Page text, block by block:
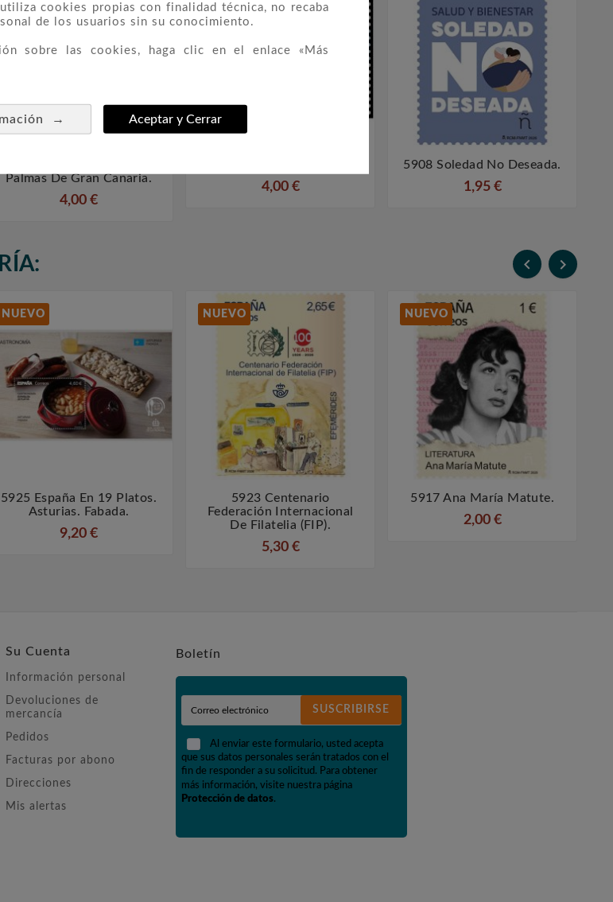
cookies propias con finalidad técnica, no recaba
de los usuarios sin su conocimiento.
sobre las cookies, haga clic en el enlace «Más
→ Aceptar y Cerrar
 
Palmas De Gran Canaria.
4,00 €
 
4,00 €
5908 Soledad No Deseada.
1,95 €
 
NUEVO
 
5925 España En 19 Platos.
Asturias. Fabada.
9,20 €
NUEVO
 
5923 Centenario
Federación Internacional
De Filatelia (FIP).
5,30 €
NUEVO
5917 Ana María Matute.
2,00 €
Su Cuenta
Información personal
Devoluciones de
mercancía
Pedidos
Facturas por abono
Direcciones
Mis alertas
Boletín
SUSCRIBIRSE
Al enviar este formulario, usted acepta
que sus datos personales serán tratados con el
fin de responder a su solicitud. Para obtener
más información, visite nuestra página
Protección de datos.